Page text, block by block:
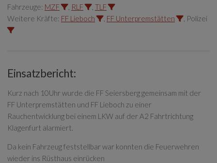
Fahrzeuge: MZF RLF
TLF
Weitere Kräfte: FF Lieboch FF Unterpremstätten , Polizei
Einsatzbericht:
Kurz nach 10Uhr wurde die FF Seiersberg gemeinsam mit der
FF Unterpremstätten und FF Lieboch zu einer
Rauchentwicklung bei einem LKW auf der A2 Fahrtrichtung
Klagenfurt alarmiert.
Da kein Fahrzeug feststellbar war konnten die Feuerwehren
wieder ins Rüsthaus einrücken